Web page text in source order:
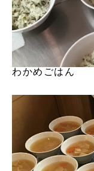
わかめごはん